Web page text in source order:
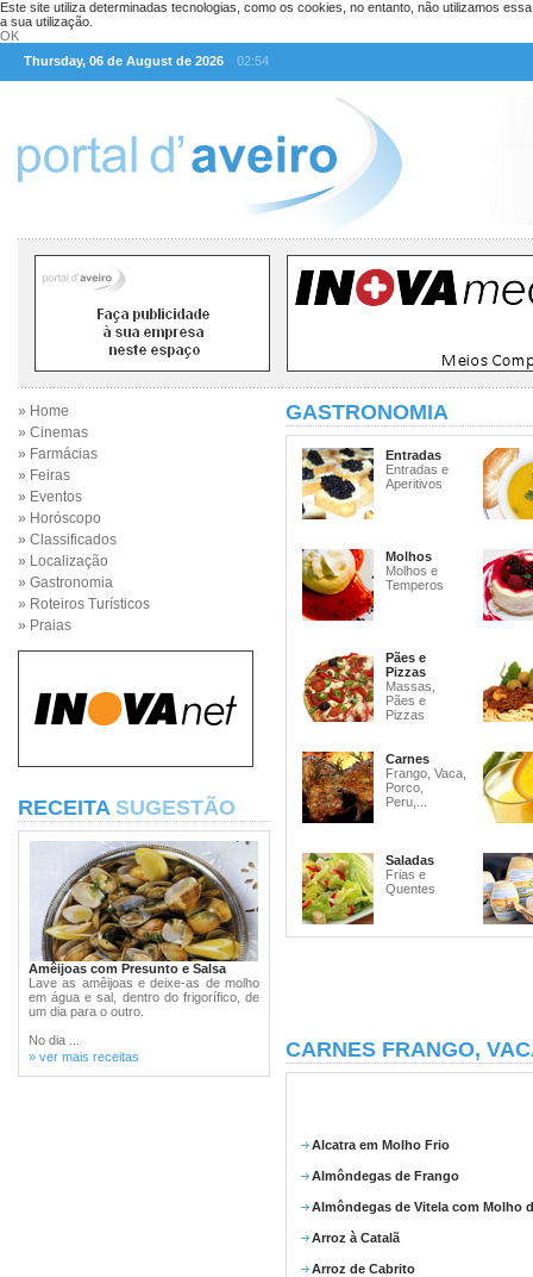
Este site utiliza determinadas tecnologias, como os cookies, no entanto, não utilizamos
a sua utilização.
OK
Thursday, 06 de August de 2026
02:54
» Home
» Cinemas
» Farmácias
» Feiras
» Eventos
» Horóscopo
» Classificados
» Localização
» Gastronomia
» Roteiros Turísticos
» Praias
RECEITA SUGESTÃO
Amêijoas com Presunto e Salsa
Lave as amêijoas e deixe-as de molho
em água e sal, dentro do frigorífico, de
um dia para o outro.
No dia ...
» ver mais receitas
GASTRONOMIA
Entradas
Entradas e
Aperitivos
Molhos
Molhos e
Temperos
Pães e
Pizzas
Massas,
Pães e
Pizzas
Carnes
Frango, Vaca,
Porco,
Peru,...
Saladas
Frias e
Quentes
CARNES FRANGO,
Alcatra em Molho Frio
Almôndegas de Frango
Almôndegas de Vitela com Molho
Arroz à Catalã
Arroz de Cabrito